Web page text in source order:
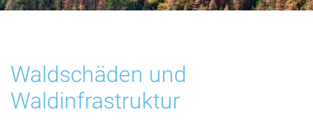
Waldschäden und
Waldinfrastruktur